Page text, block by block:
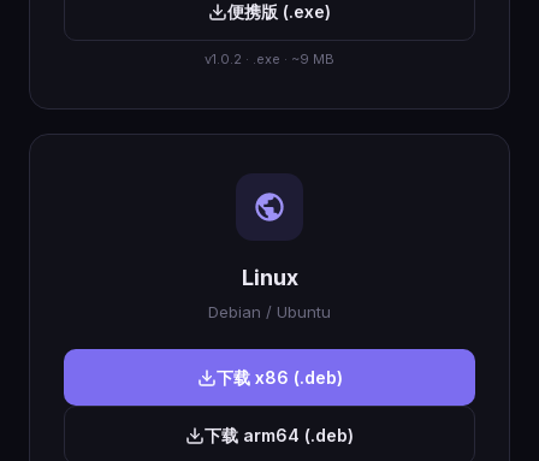
便携版 (.exe)
v1.0.2 · .exe · ~9 MB
Linux
Debian / Ubuntu
下载 x86 (.deb)
下载 arm64 (.deb)